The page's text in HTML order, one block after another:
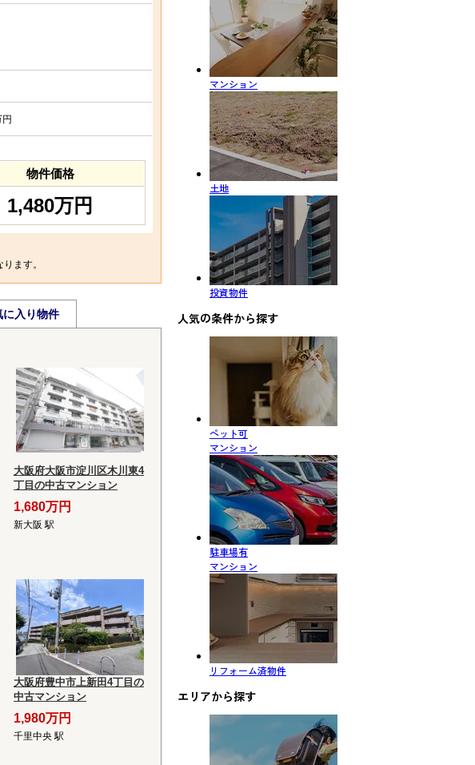
物件価格
1,480万円
ます。
に入り物件
大阪府大阪市淀川区木川東4
丁目の中古マンション
1,680万円
新大阪 駅
大阪府豊中市上新田4丁目の
中古マンション
1,980万円
千里中央 駅
マンション
土地
投資物件
人気の条件から探す
ペット可
マンション
駐車場有
マンション
リフォーム済物件
エリアから探す